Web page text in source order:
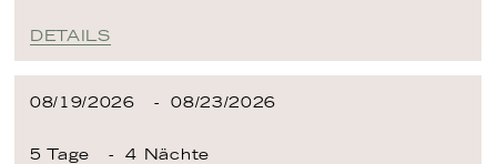
DETAILS
08/19/2026 08/23/2026
5 Tage 4 Nächte